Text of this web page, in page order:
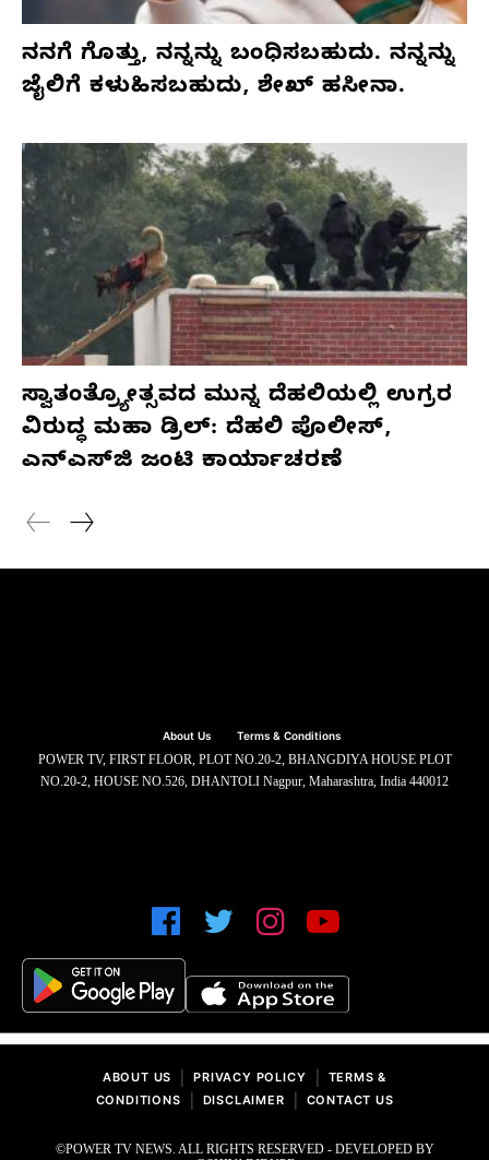
ನನಗೆ ಗೊತ್ತು, ನನ್ನನ್ನು ಬಂಧಿಸಬಹುದು. ನನ್ನನ್ನು
ಜೈಲಿಗೆ ಕಳುಹಿಸಬಹುದು, ಶೇಖ್ ಹಸೀನಾ.
ಸ್ವಾತಂತ್ರ್ಯೋತ್ಸವದ ಮುನ್ನ ದೆಹಲಿಯಲ್ಲಿ ಉಗ್ರರ
ವಿರುದ್ಧ ಮಹಾ ಡ್ರಿಲ್: ದೆಹಲಿ ಪೊಲೀಸ್,
ಎನ್‌ಎಸ್‌ಜಿ ಜಂಟಿ ಕಾರ್ಯಾಚರಣೆ
About Us Terms & Conditions
POWER TV, FIRST FLOOR, PLOT NO.20-2, BHANGDIYA HOUSE PLOT
NO.20-2, HOUSE NO.526, DHANTOLI Nagpur, Maharashtra, India 440012
ABOUT US PRIVACY POLICY
TERMS &
CONDITIONS
DISCLAIMER CONTACT US
©POWER TV NEWS. ALL RIGHTS RESERVED - DEVELOPED BY